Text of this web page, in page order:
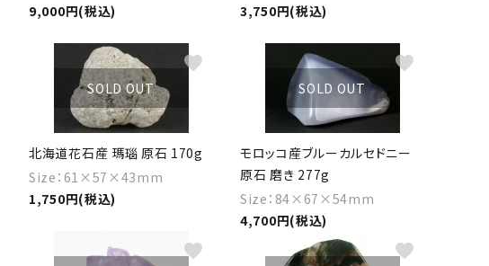
9,000円(税込)
3,750円(税込)
SOLD OUT
北海道花石産 瑪瑙 原石 170g
Size：61×57×43mm
1,750円(税込)
favorite
SOLD OUT
モロッコ産ブルーカルセドニー
原石 磨き 277g
Size：84×67×54mm
4,700円(税込)
favorite
favorite favorite